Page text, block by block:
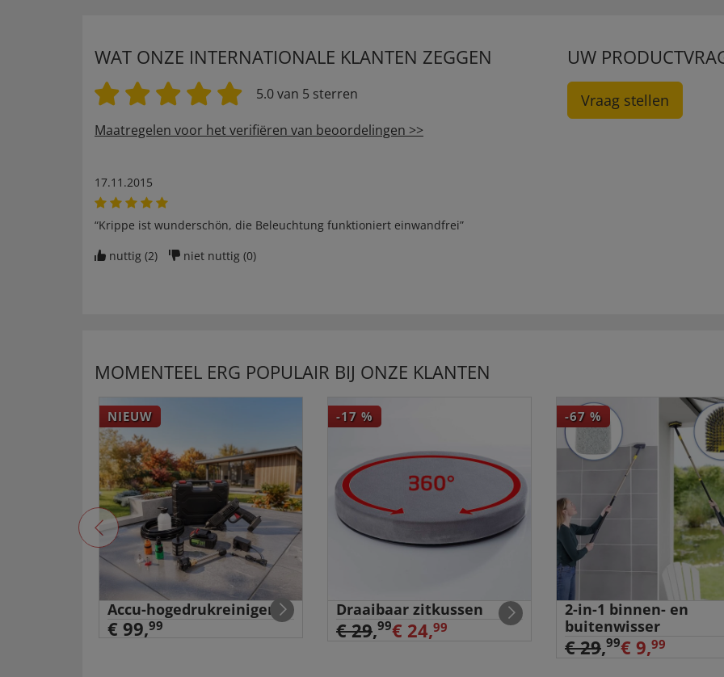
WAT ONZE INTERNATIONALE KLANTEN ZEGGEN
5.0 van 5 sterren
Maatregelen voor het verifiëren van beoordelingen >>
17.11.2015
“Krippe ist wunderschön, die Beleuchtung funktioniert einwandfrei”
nuttig (2) niet nuttig (0)
UW
Vraag stellen
MOMENTEEL ERG POPULAIR BIJ ONZE KLANTEN
NIEUW
Accu-hogedrukreiniger
€ 99,99
-17 %
Draaibaar zitkussen
€ 29,99€ 24,99
-67 %
2-in-1 binnen- en
buitenwisser
€ 29,99€ 9,99